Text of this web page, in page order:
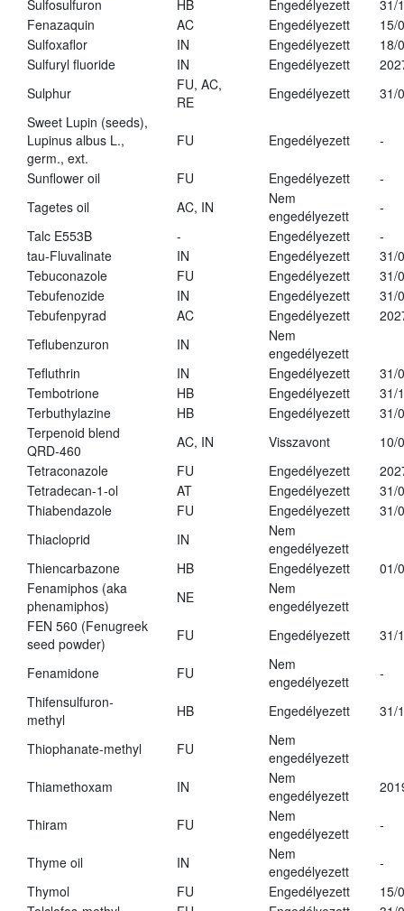
Sulfosulfuron
HB Engedélyezett
31/
Fenazaquin
AC Engedélyezett
15/
Sulfoxaflor
IN Engedélyezett
18/
Sulfuryl fluoride
IN Engedélyezett
Sulphur
FU, AC,
RE
Engedélyezett
31/
Sweet Lupin (seeds),
Lupinus albus L.,
germ., ext.
FU Engedélyezett -
Sunflower oil FU Engedélyezett
-
Tagetes oil
AC, IN
Nem
engedélyezett
-
Talc E553B
- Engedélyezett
-
tau-Fluvalinate
IN Engedélyezett
31/
Tebuconazole
FU Engedélyezett
31/
Tebufenozide
IN Engedélyezett
31/
Tebufenpyrad
AC Engedélyezett
Teflubenzuron
IN
Nem
engedélyezett
Tefluthrin
IN Engedélyezett
31/
Tembotrione
HB Engedélyezett
31/
Terbuthylazine
HB Engedélyezett
31/
Terpenoid blend
QRD-460
AC, IN Visszavont
10/
Tetraconazole
FU Engedélyezett
Tetradecan-1-ol
AT Engedélyezett
31/
Thiabendazole
FU Engedélyezett
31/
Thiacloprid
IN
Nem
engedélyezett
Thiencarbazone
HB Engedélyezett
01/
Fenamiphos (aka
phenamiphos)
NE
Nem
engedélyezett
FEN 560 (Fenugreek
seed powder)
FU Engedélyezett 31/
Fenamidone FU
Nem
engedélyezett
-
Thifensulfuron-
methyl
HB Engedélyezett 31/
Thiophanate-methyl FU
Nem
engedélyezett
Thiamethoxam
IN
Nem
engedélyezett
Thiram FU
Nem
engedélyezett
-
Thyme oil IN
Nem
engedélyezett
-
Thymol
FU Engedélyezett
15/